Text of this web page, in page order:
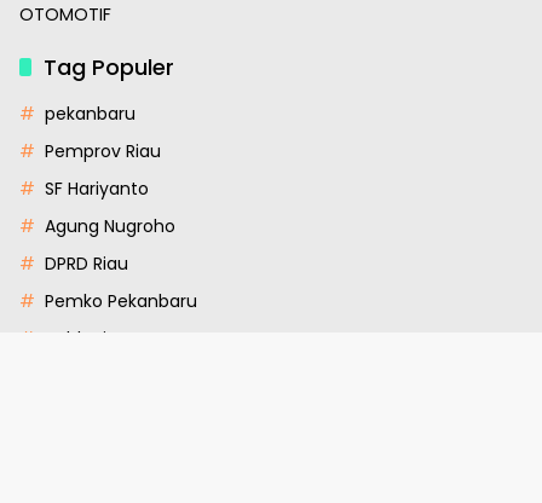
OTOMOTIF
Tag Populer
pekanbaru
Pemprov Riau
SF Hariyanto
Agung Nugroho
DPRD Riau
Pemko Pekanbaru
polda riau